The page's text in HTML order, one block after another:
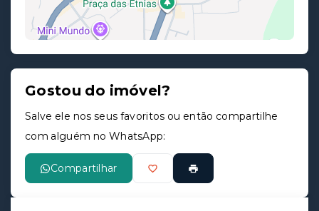
Gostou do imóvel?
Salve ele nos seus favoritos ou então compartilhe
com alguém no WhatsApp:
Compartilhar